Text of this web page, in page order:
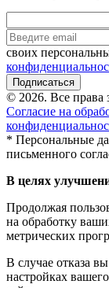
своих
Подписаться
© 2026. Все
Согласие на
* Персональные
письменного
В целях
Продолжая
на обработку
метрических
В случае отказа
настройках